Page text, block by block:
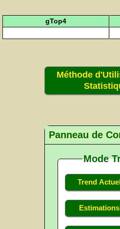
gTop4
Méthode
Panneau de
Mode
Trend Actuel
Estimations